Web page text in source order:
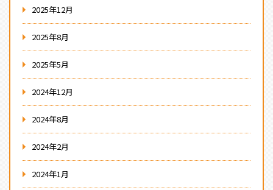
2025年12月
2025年8月
2025年5月
2024年12月
2024年8月
2024年2月
2024年1月